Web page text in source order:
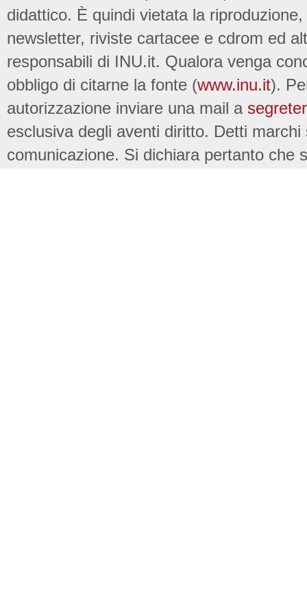
didattico. È quindi vietata la
newsletter, riviste cartacee e cdrom ed
responsabili di INU.it. Qualora venga
obbligo di citarne la fonte (www.inu.it).
autorizzazione inviare una mail a
esclusiva degli aventi diritto. Detti
comunicazione. Si dichiara pertanto che